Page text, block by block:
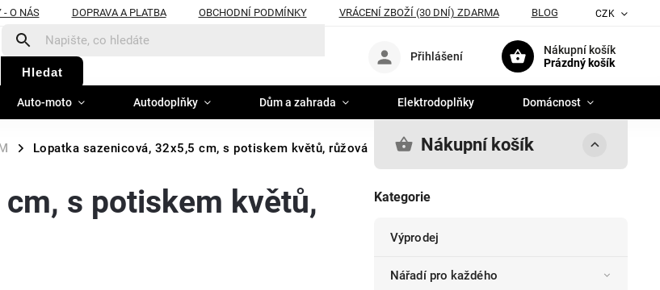
- O NÁS DOPRAVA A PLATBA OBCHODNÍ PODMÍNKY VRÁCENÍ ZBOŽÍ (30 DNÍ) ZDARMA BLOG CZK
Hledat
Nákupní košík
Prázdný košík
Přihlášení
Auto-moto Autodoplňky Dům a zahrada Elektrodoplňky Domácnost
/ Lopatka sazenicová, 32x5,5 cm, s potiskem květů, růžová Nákupní košík
Kategorie
Výprodej
Nářadí pro každého
s potiskem květů,